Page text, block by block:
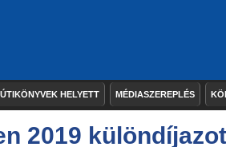
ÚTIKÖNYVEK HELYETT MÉDIASZEREPLÉS
2019